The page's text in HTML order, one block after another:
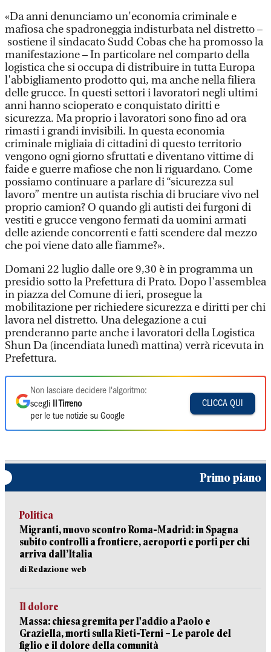
«Da anni denunciamo un'economia criminale e
mafiosa che spadroneggia indisturbata nel distretto –
sostiene il sindacato Sudd Cobas che ha promosso la
manifestazione – In particolare nel comparto della
logistica che si occupa di distribuire in tutta Europa
l'abbigliamento prodotto qui, ma anche nella filiera
delle grucce. In questi settori i lavoratori negli ultimi
anni hanno scioperato e conquistato diritti e
sicurezza. Ma proprio i lavoratori sono fino ad ora
rimasti i grandi invisibili. In questa economia
criminale migliaia di cittadini di questo territorio
vengono ogni giorno sfruttati e diventano vittime di
faide e guerre mafiose che non li riguardano. Come
possiamo continuare a parlare di “sicurezza sul
lavoro” mentre un autista rischia di bruciare vivo nel
proprio camion? O quando gli autisti dei furgoni di
vestiti e grucce vengono fermati da uomini armati
delle aziende concorrenti e fatti scendere dal mezzo
che poi viene dato alle fiamme?».
Domani 22 luglio dalle ore 9,30 è in programma un
presidio sotto la Prefettura di Prato. Dopo l'assemblea
in piazza del Comune di ieri, prosegue la
mobilitazione per richiedere sicurezza e diritti per chi
lavora nel distretto. Una delegazione a cui
prenderanno parte anche i lavoratori della Logistica
Shun Da (incendiata lunedì mattina) verrà ricevuta in
Prefettura.
Non lasciare decidere l'algoritmo:
scegli
Il Tirreno
per le tue notizie su Google
CLICCA QUI
Primo piano
Politica
Migranti, nuovo scontro Roma-Madrid: in Spagna
subito controlli a frontiere, aeroporti e porti per chi
arriva dall’Italia
di Redazione web
Il dolore
Massa: chiesa gremita per l'addio a Paolo e
Graziella, morti sulla Rieti-Terni – Le parole del
figlio e il dolore della comunità